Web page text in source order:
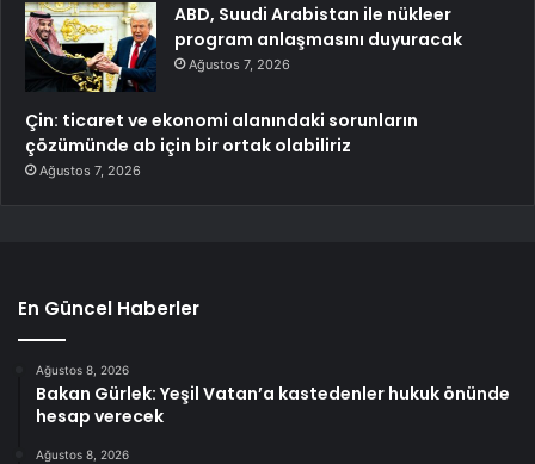
ABD, Suudi Arabistan ile nükleer
program anlaşmasını duyuracak
Ağustos 7, 2026
Çin: ticaret ve ekonomi alanındaki sorunların
çözümünde ab için bir ortak olabiliriz
Ağustos 7, 2026
En Güncel Haberler
Ağustos 8, 2026
Bakan Gürlek: Yeşil Vatan’a kastedenler hukuk önünde
hesap verecek
Ağustos 8, 2026